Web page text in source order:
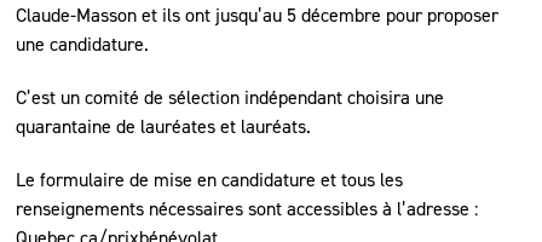
Claude-Masson et ils ont jusqu’au 5 décembre pour proposer
une candidature.
C’est un comité de sélection indépendant choisira une
quarantaine de lauréates et lauréats.
Le formulaire de mise en candidature et tous les
renseignements nécessaires sont accessibles à l’adresse :